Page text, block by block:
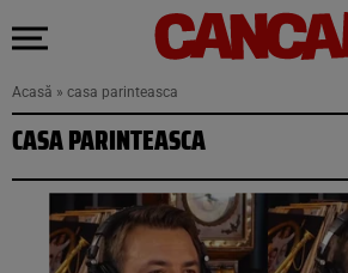
Acasă » casa parinteasca
CASA PARINTEASCA